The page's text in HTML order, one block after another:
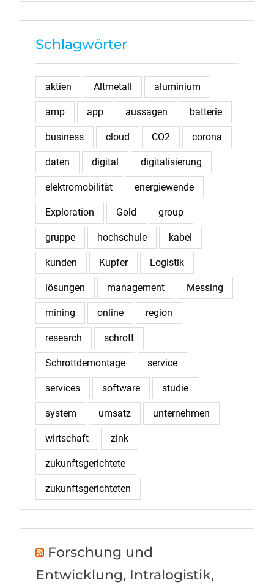
Schlagwörter
aktien Altmetall aluminium
amp app aussagen batterie
business cloud CO2 corona
daten digital digitalisierung
elektromobilität energiewende
Exploration Gold group
gruppe hochschule kabel
kunden Kupfer Logistik
lösungen management Messing
mining online region
research schrott
Schrottdemontage service
services software studie
system umsatz unternehmen
wirtschaft zink
zukunftsgerichtete
zukunftsgerichteten
Forschung und
Entwicklung, Intralogistik,